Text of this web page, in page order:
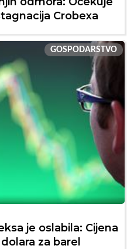
Crobexa
GOSPODARSTVO
je oslabila: Cijena
za barel